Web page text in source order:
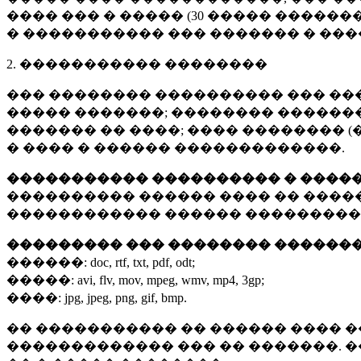
���� ��� � ����� (30 �����
� ����������� ��� ������� �
2. ����������� ��������
��� �������� ���������� ���
����� �������; ��������
������� �� ����; ���� ��������
� ���� � ������ �������������.
����������� ���������� �
���������� ������ ���� ��
������������ ������
��������� ��� ��������
������: doc, rtf, txt, pdf, odt;
�����: avi, flv, mov, mpeg, wmv, mp4, 3gp;
����: jpg, jpeg, png, gif, bmp.
�� ����������� �� ������ ����
������������� ��� �� �������.